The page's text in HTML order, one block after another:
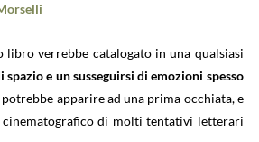
libro verrebbe catalogato in una qualsiasi
e un susseguirsi di emozioni spesso
apparire ad una prima occhiata, e
di molti tentativi letterari